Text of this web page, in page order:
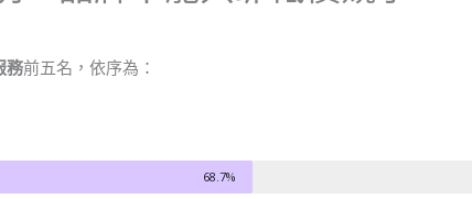
務前五名，依序為：
68.7%